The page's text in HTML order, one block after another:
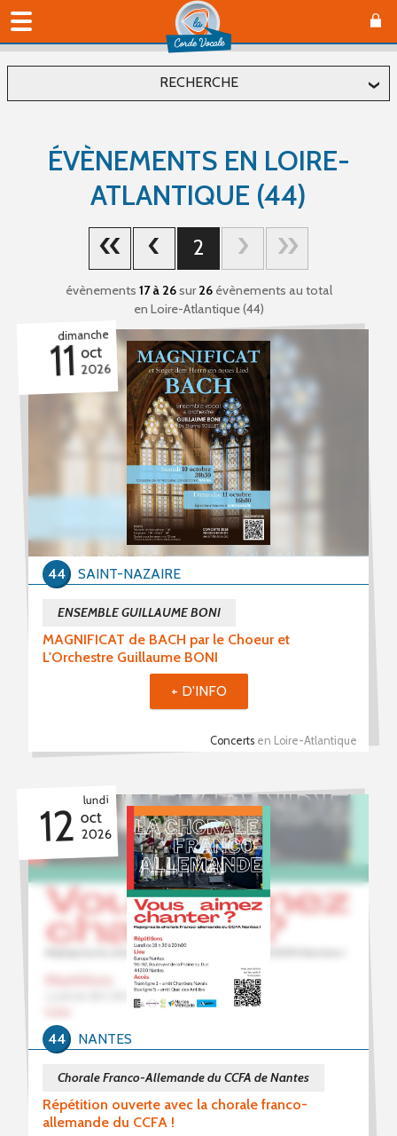
RECHERCHE
Département
Affiner
Type(s) d'évènement
Concerts (11)
Stages (11)
Mot(s) clé(s)
PROPOSER UN ÉVÈNEMENT
RSS ÉVÈNEMENTS
ÉVÈNEMENTS EN LOIRE-
ATLANTIQUE (44)
2
évènements 17 à 26sur26évènements au total
en Loire-Atlantique (44)
dimanche
11 oct
2026
MAGNIFICAT de BACH par le Choeur et
L'Orchestre Guillaume BONI
ENSEMBLE GUILLAUME BONI
Concerts en Loire-Atlantique
SAINT-NAZAIRE
44
+ D'INFO
lundi
12 oct
2026
Répétition ouverte avec la chorale franco-
allemande du CCFA !
Chorale Franco-Allemande du CCFA de Nantes
NANTES
44